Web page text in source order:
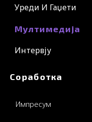
Уреди И Гаџети
Мултимедија
Интервју
Соработка
Импресум